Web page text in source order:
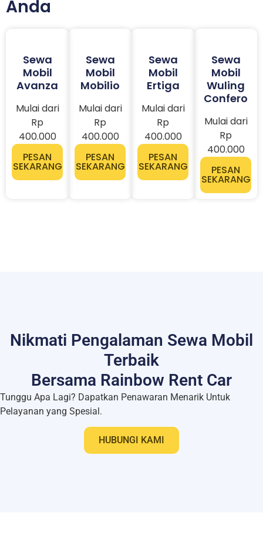
Anda
Sewa
Mobil
Avanza
Mulai dari
Rp
400.000
PESAN
SEKARANG
Sewa
Mobil
Mobilio
Mulai dari
Rp
400.000
PESAN
SEKARANG
Sewa
Mobil
Ertiga
Mulai dari
Rp
400.000
PESAN
SEKARANG
Sewa
Mobil
Wuling
Confero
Mulai dari
Rp
400.000
PESAN
SEKARANG
Nikmati Pengalaman Sewa Mobil
Terbaik
Bersama Rainbow Rent Car
Tunggu Apa Lagi? Dapatkan Penawaran Menarik Untuk
Pelayanan yang Spesial.
HUBUNGI KAMI